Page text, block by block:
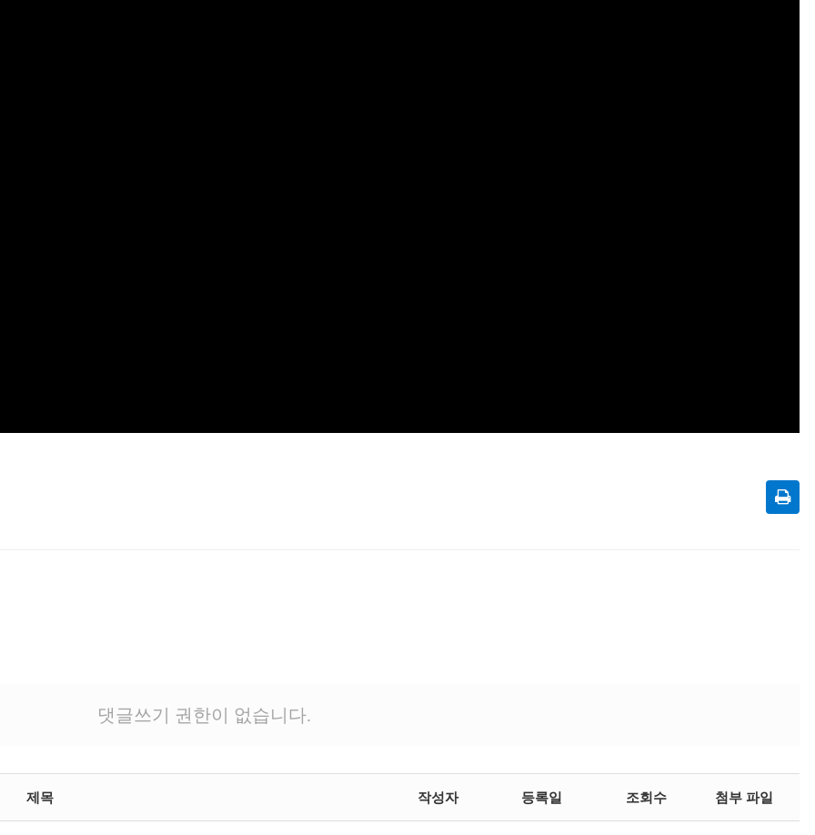
댓글쓰기 권한이 없습니다.
제목 작성자 등록일 조회수 첨부 파일